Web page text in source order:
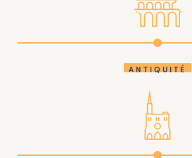
ANTIQUITÉ